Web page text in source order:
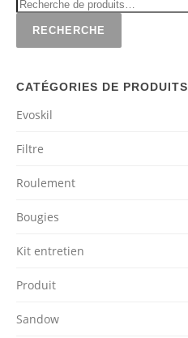
RECHERCHE
CATÉGORIES DE PRODUITS
Evoskil
Filtre
Roulement
Bougies
Kit entretien
Produit
Sandow